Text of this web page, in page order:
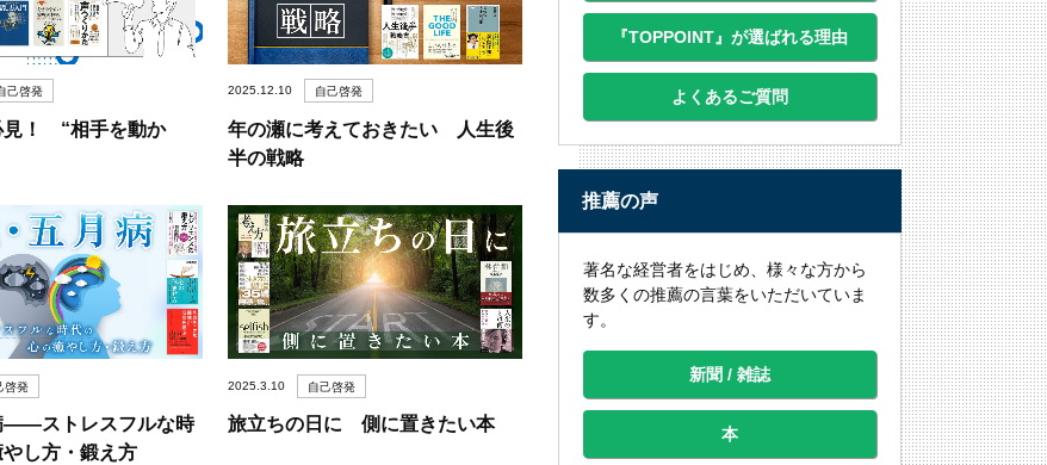
己啓発
見！ “相手を動か
2025.12.10 自己啓発
年の瀬に考えておきたい 人生後
半の戦略
啓発
――ストレスフルな時
し方・鍛え方
2025.3.10 自己啓発
旅立ちの日に 側に置きたい本
『TOPPOINT』が選ばれる理由
よくあるご質問
推薦の声
著名な経営者をはじめ、様々な方から
数多くの推薦の言葉をいただいていま
す。
新聞 / 雑誌
本